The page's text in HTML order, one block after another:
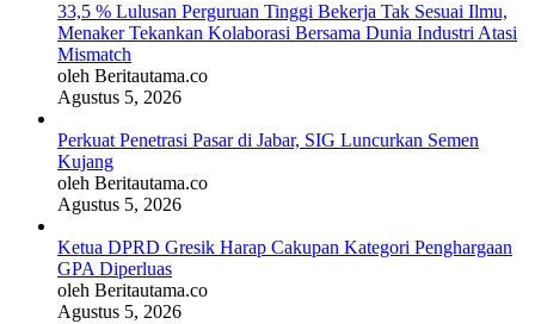
33,5 % Lulusan Perguruan Tinggi Bekerja Tak Sesuai Ilmu,
Menaker Tekankan Kolaborasi Bersama Dunia Industri Atasi
Mismatch
oleh Beritautama.co
Agustus 5, 2026
Perkuat Penetrasi Pasar di Jabar, SIG Luncurkan Semen
Kujang
oleh Beritautama.co
Agustus 5, 2026
Ketua DPRD Gresik Harap Cakupan Kategori Penghargaan
GPA Diperluas
oleh Beritautama.co
Agustus 5, 2026